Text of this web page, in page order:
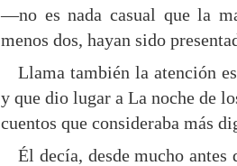
—no es nada casual que la
menos dos, hayan sido
Llama también la atención
y que dio lugar a La noche de
cuentos que consideraba más
Él decía, desde mucho